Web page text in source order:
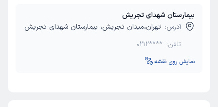
بیمارستان شهدای تجریش
آدرس: تهران،میدان تجریش، بیمارستان شهدای تجریش
تلفن: 0212****
نمایش روی نقشه